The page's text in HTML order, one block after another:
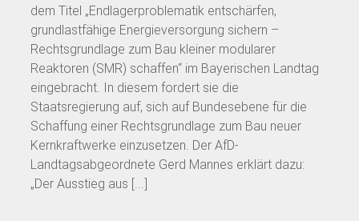
dem Titel „Endlagerproblematik entschärfen,
grundlastfähige Energieversorgung sichern –
Rechtsgrundlage zum Bau kleiner modularer
Reaktoren (SMR) schaffen“ im Bayerischen Landtag
eingebracht. In diesem fordert sie die
Staatsregierung auf, sich auf Bundesebene für die
Schaffung einer Rechtsgrundlage zum Bau neuer
Kernkraftwerke einzusetzen. Der AfD-
Landtagsabgeordnete Gerd Mannes erklärt dazu:
„Der Ausstieg aus [...]